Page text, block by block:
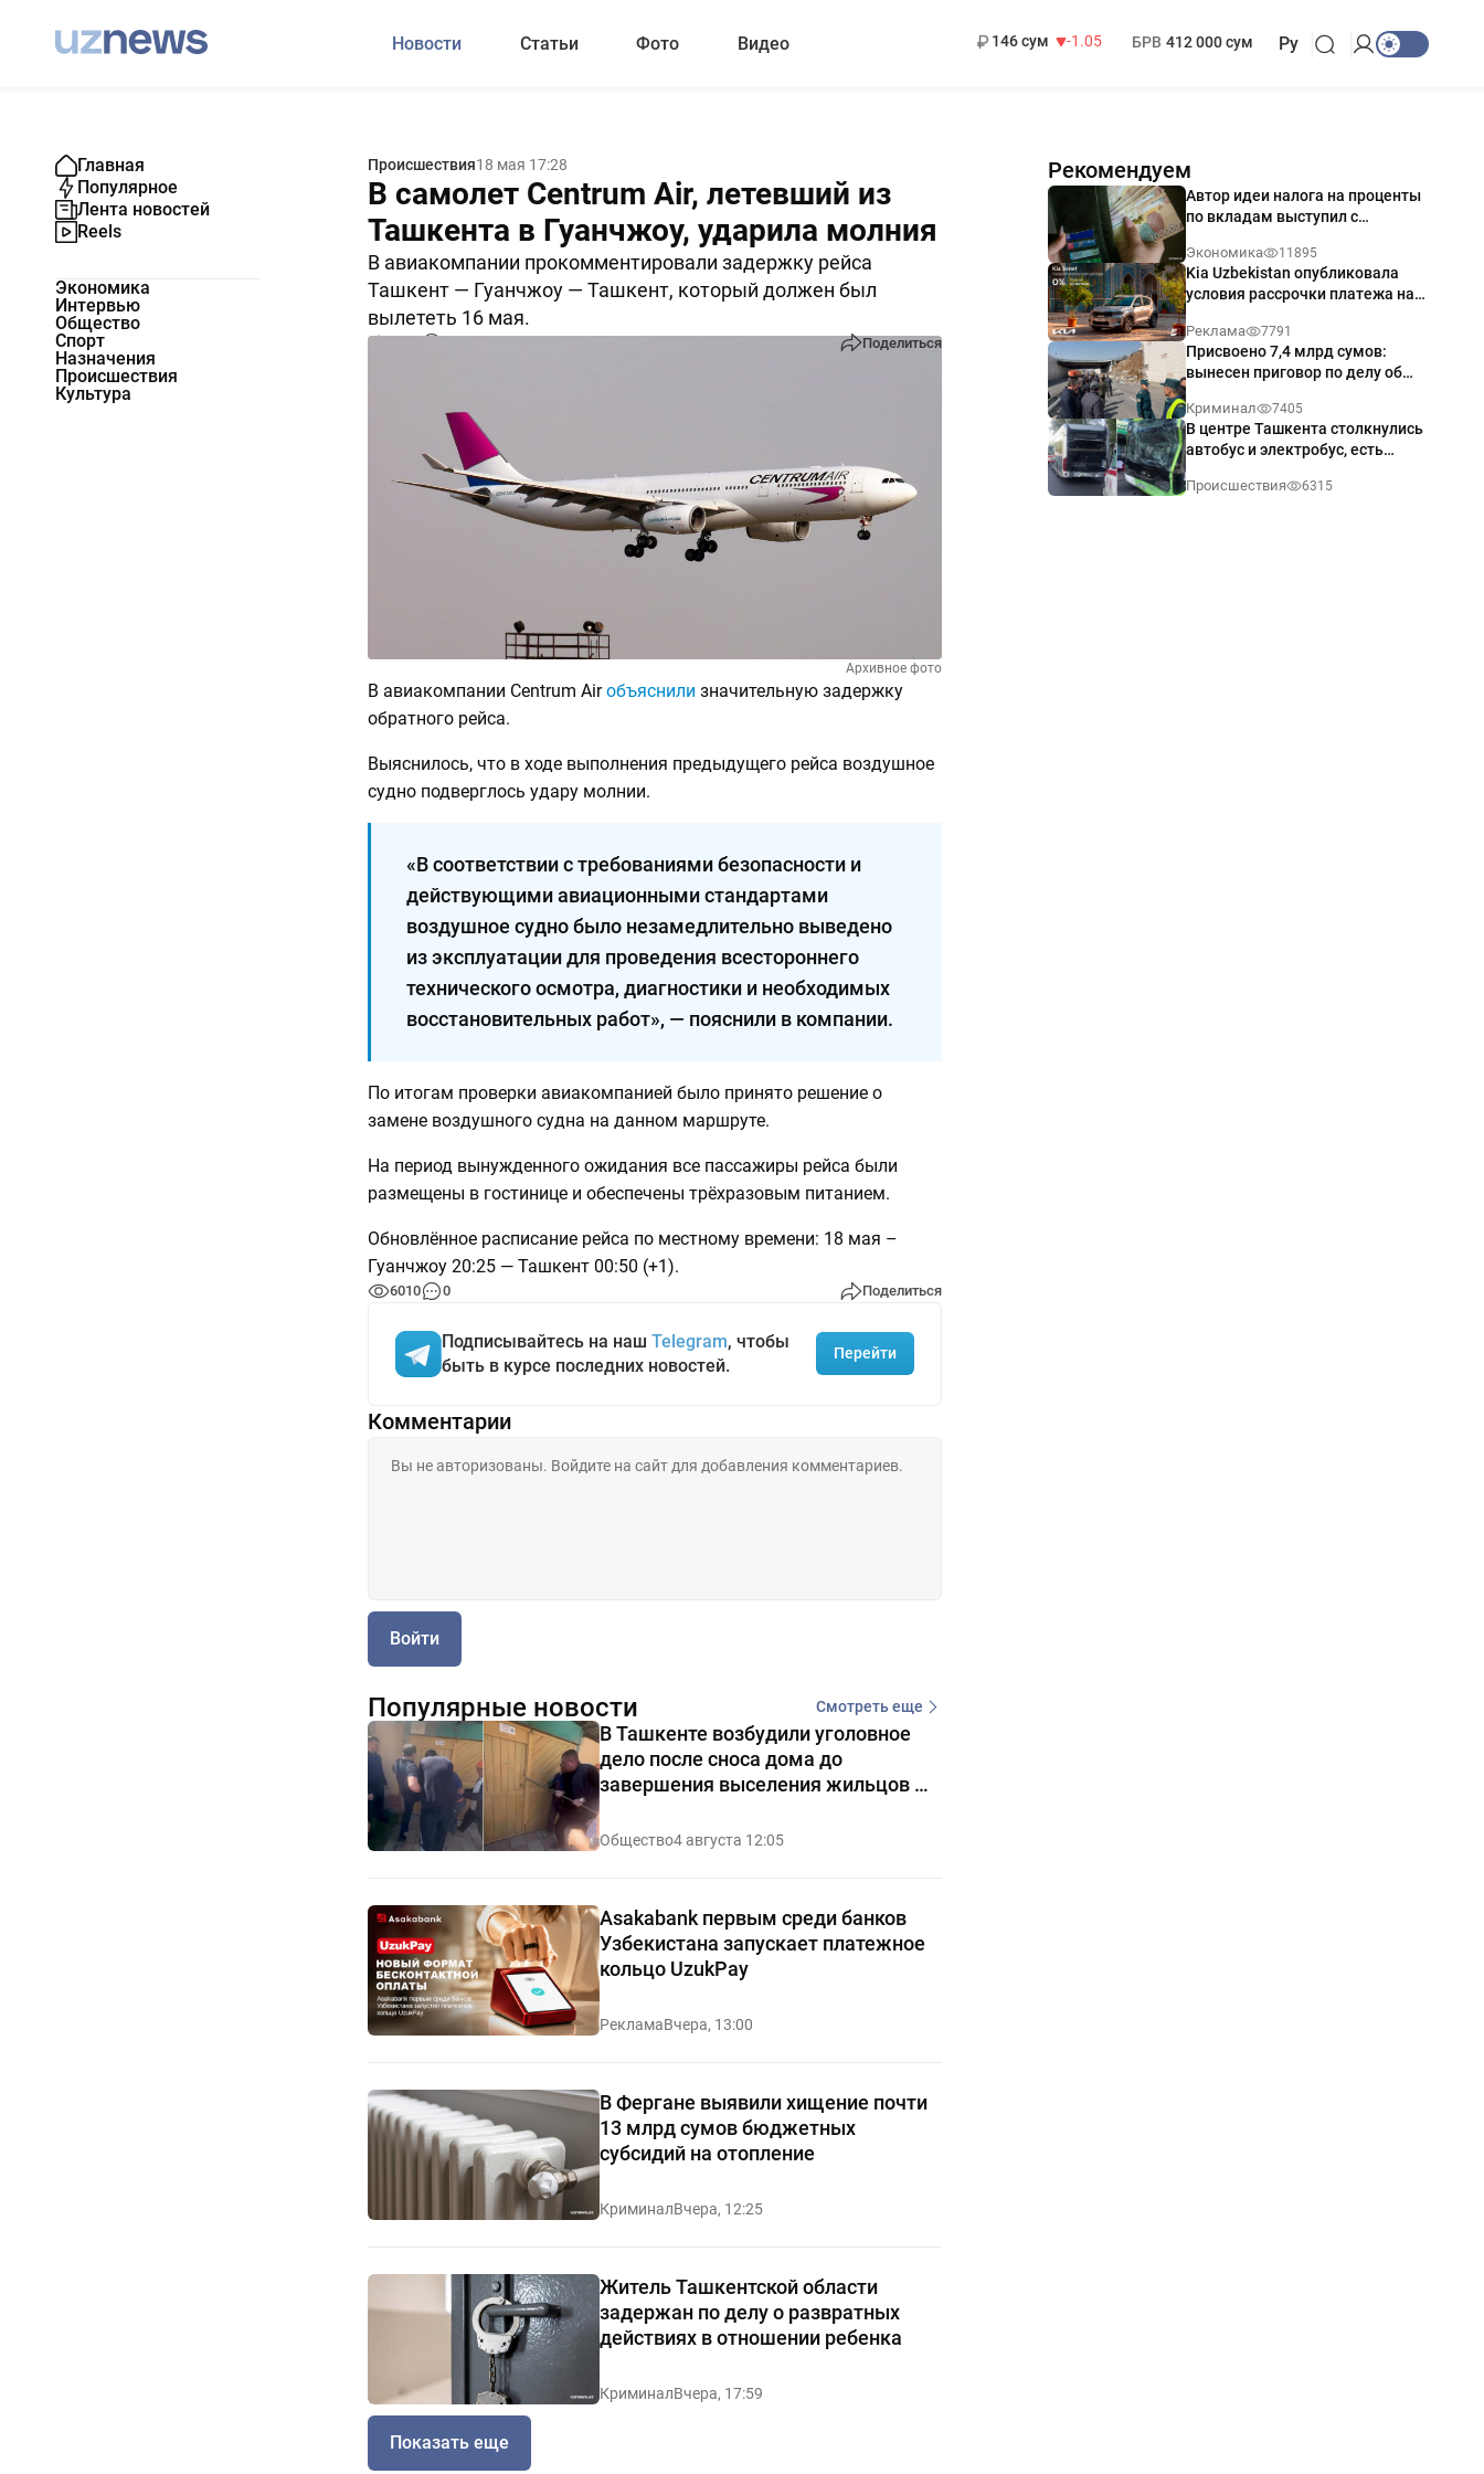
Новости Статьи Фото Видео
146 сум
-1.05
БРВ 412 000 сум Ру
Главная
Популярное
Лента новостей
Reels
Экономика
Интервью
Общество
Спорт
Назначения
Происшествия
Культура
Происшествия18 мая 17:28
В самолет Centrum Air, летевший из
Ташкента в Гуанчжоу, ударила молния
В авиакомпании прокомментировали задержку рейса
Ташкент — Гуанчжоу — Ташкент, который должен был
вылететь 16 мая.
Поделиться
Архивное фото
В авиакомпании Centrum Airобъяснили значительную задержку
обратного рейса.
Выяснилось, что в ходе выполнения предыдущего рейса воздушное
судно подверглось удару молнии.
«В соответствии с требованиями безопасности и
действующими авиационными стандартами
воздушное судно было незамедлительно выведено
из эксплуатации для проведения всестороннего
технического осмотра, диагностики и необходимых
восстановительных работ», — пояснили в компании.
По итогам проверки авиакомпанией было принято решение о
замене воздушного судна на данном маршруте.
На период вынужденного ожидания все пассажиры рейса были
размещены в гостинице и обеспечены трёхразовым питанием.
Обновлённое расписание рейса по местному времени: 18 мая –
Гуанчжоу 20:25 — Ташкент 00:50 (+1).
6010 0 Поделиться
Подписывайтесь на наш Telegram, чтобы
быть в курсе последних новостей.
Перейти
Комментарии
Войти
Рекомендуем
Автор идеи налога на проценты
по вкладам выступил с
Экономика 11895
Kia Uzbekistan опубликовала
условия рассрочки платежа на
годовых
Реклама 7791
Присвоено 7,4 млрд сумов:
вынесен приговор по делу об
Ташкенте
Криминал 7405
В центре Ташкента столкнулись
автобус и электробус, есть
Происшествия 6315
Популярные новости Смотреть еще
В Ташкенте возбудили уголовное
дело после сноса дома до
завершения выселения жильцов —
видео
Общество4 августа 12:05
Asakabank первым среди банков
Узбекистана запускает платежное
кольцо UzukPay
РекламаВчера, 13:00
В Фергане выявили хищение почти
13 млрд сумов бюджетных
субсидий на отопление
КриминалВчера, 12:25
Житель Ташкентской области
задержан по делу о развратных
действиях в отношении ребенка
КриминалВчера, 17:59
Показать еще